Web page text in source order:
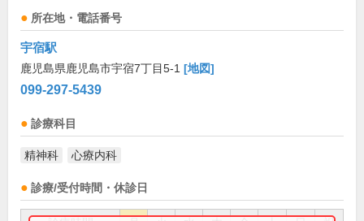
所在地・電話番号
宇宿駅
鹿児島県鹿児島市宇宿7丁目5-1 [地図]
099-297-5439
診療科目
精神科 心療内科
診療/受付時間・休診日